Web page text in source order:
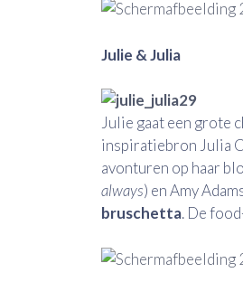
Julie & Julia
Julie gaat een grote
inspiratiebron Julia
avonturen op haar
always) en Amy
bruschetta. De